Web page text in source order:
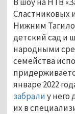
Сластниковых
Нижним
детский сад и
народными
семейства
январе 2022
забралиу него
их в